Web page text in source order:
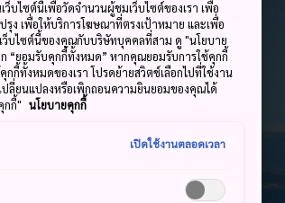
ไซต์นี้เพื่อวัดจำนวนผู้ชมเว็บไซต์ของเรา เพื่อ
ง เพื่อให้บริการโฆษณาที่ตรงเป้าหมาย และเพื่อ
ว็บไซต์นี้ของคุณกับบริษัทบุคคลที่สาม ดู "นโยบาย
“ยอมรับคุกกี้ทั้งหมด” หากคุณยอมรับการใช้คุกกี้
กี้ทั้งหมดของเรา โปรดย้ายสวิตช์เลือกไปที่ใช้งาน
ลี่ยนแปลงหรือเพิกถอนความยินยอมของคุณได้
กกี้" นโยบายคุกกี้
เปิดใช้งานตลอดเวลา